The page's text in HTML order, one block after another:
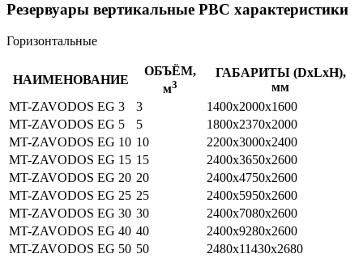
Резервуары вертикальные РВС характеристики
Горизонтальные
НАИМЕНОВАНИЕ
ОБЪЁМ,
м3
ГАБАРИТЫ (DхLхH),
мм
MT-ZAVODOS EG 3
3
1400х2000х1600
MT-ZAVODOS EG 5
5
1800х2370х2000
MT-ZAVODOS EG 10 10
2200х3000х2400
MT-ZAVODOS EG 15 15
2400х3650х2600
MT-ZAVODOS EG 20 20
2400х4750х2600
MT-ZAVODOS EG 25 25
2400х5950х2600
MT-ZAVODOS EG 30 30
2400х7080х2600
MT-ZAVODOS EG 40 40
2400х9280х2600
MT-ZAVODOS EG 50 50
2480х11430х2680